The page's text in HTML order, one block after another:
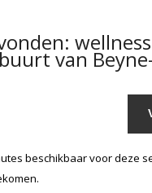
van
beschikbaar voor deze